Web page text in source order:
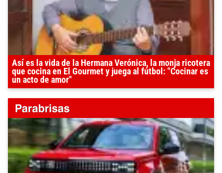
Así es la vida de la Hermana Verónica, la monja ricotera
que cocina en El Gourmet y juega al fútbol: "Cocinar es
un acto de amor"